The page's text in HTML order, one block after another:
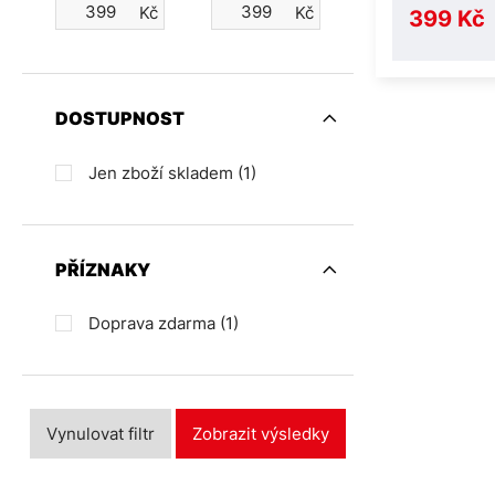
399 Kč
Kč Kč
DOSTUPNOST
Jen zboží skladem (1)
PŘÍZNAKY
Doprava zdarma (1)
Vynulovat filtr Zobrazit výsledky